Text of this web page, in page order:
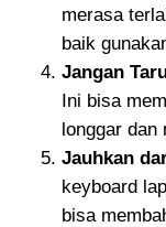
merasa
baik
Jangan
Ini bisa
longgar dan
Jauhkan
keyboard
bisa